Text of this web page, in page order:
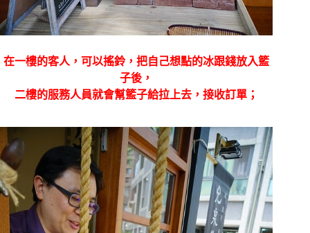
在一樓的客人，可以搖鈴，把自己想點的冰跟錢放入籃
子後，
二樓的服務人員就會幫籃子給拉上去，接收訂單；